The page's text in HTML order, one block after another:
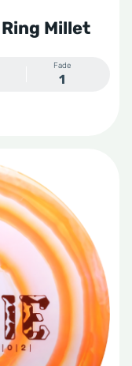
Millet
Fade
1